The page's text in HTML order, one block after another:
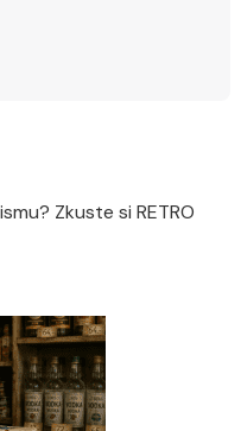
Zkuste si RETRO